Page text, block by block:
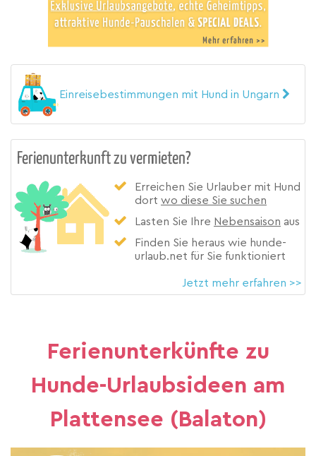
Einreisebestimmungen mit Hund in Ungarn
Ferienunterkunft zu vermieten?
Erreichen Sie Urlauber mit Hund
dort wo diese Sie suchen
Lasten Sie Ihre Nebensaison aus
Finden Sie heraus wie hunde-
urlaub.net für Sie funktioniert
Jetzt mehr erfahren >>
Ferienunterkünfte zu
Hunde-Urlaubsideen am
Plattensee (Balaton)